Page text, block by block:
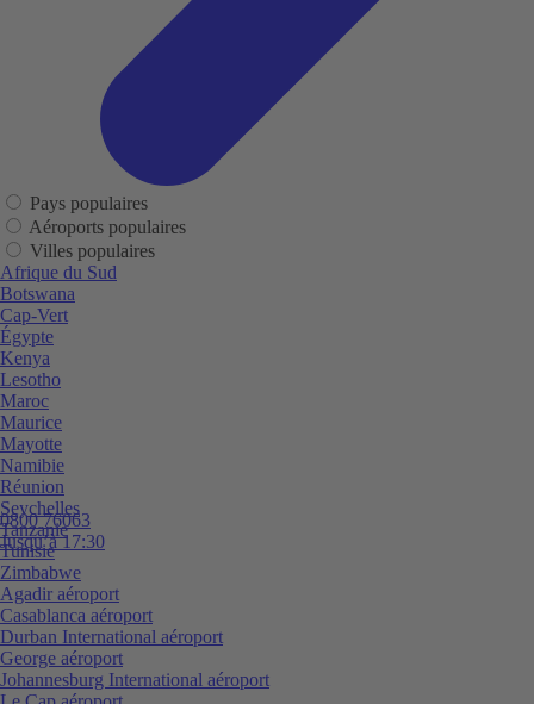
0800 76063
Jusqu’à 17:30
Pays populaires
Aéroports populaires
Villes populaires
Afrique du Sud
Botswana
Cap-Vert
Égypte
Kenya
Lesotho
Maroc
Maurice
Mayotte
Namibie
Réunion
Seychelles
Tanzanie
Tunisie
Zimbabwe
Agadir aéroport
Casablanca aéroport
Durban International aéroport
George aéroport
Johannesburg International aéroport